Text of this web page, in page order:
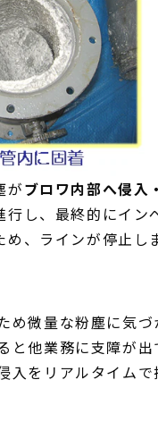
がブロワ内部へ侵入
行し、最終的にイ
、ラインが停止し
め微量な粉塵に気づ
と他業務に支障が
入をリアルタイム